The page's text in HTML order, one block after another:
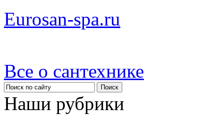
Eurosan-spa.ru
Все о сантехнике
Наши рубрики